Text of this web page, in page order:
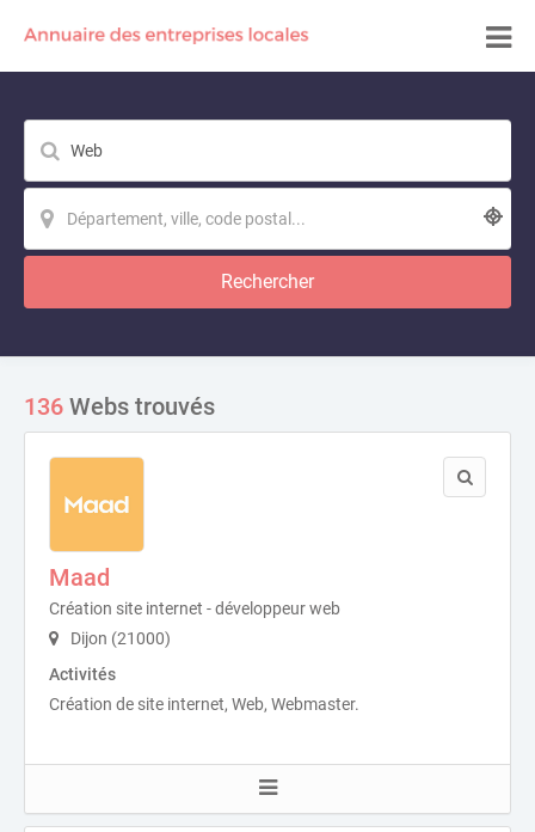
Rechercher
136 Webs trouvés
Maad
Création site internet - développeur web
Dijon (21000)
Activités
Création de site internet, Web, Webmaster.